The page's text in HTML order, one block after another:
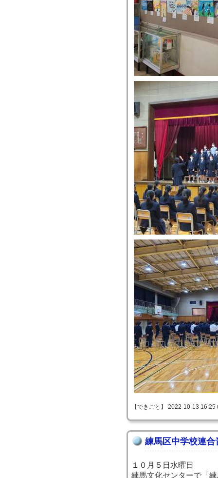
【できごと】 2022-10-13
練馬区中学校連合
１０月５日水曜日
練馬文化センターで「